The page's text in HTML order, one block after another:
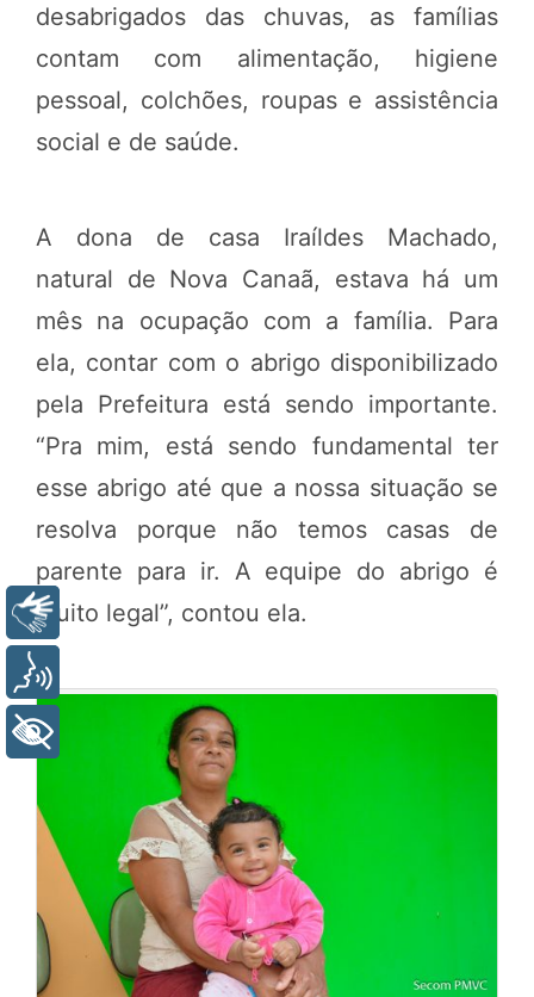
desabrigados das chuvas, as famílias
contam com alimentação, higiene
pessoal, colchões, roupas e assistência
social e de saúde.
A dona de casa Iraíldes Machado,
natural de Nova Canaã, estava há um
mês na ocupação com a família. Para
ela, contar com o abrigo disponibilizado
pela Prefeitura está sendo importante.
“Pra mim, está sendo fundamental ter
esse abrigo até que a nossa situação se
resolva porque não temos casas de
parente para ir. A equipe do abrigo é
muito legal”, contou ela.
Libras
+ Acessibilidade